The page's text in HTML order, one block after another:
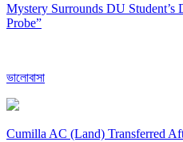
Mystery Surrounds DU Student’s
Probe”
ভালোবাসা
Cumilla AC (Land) Transferred